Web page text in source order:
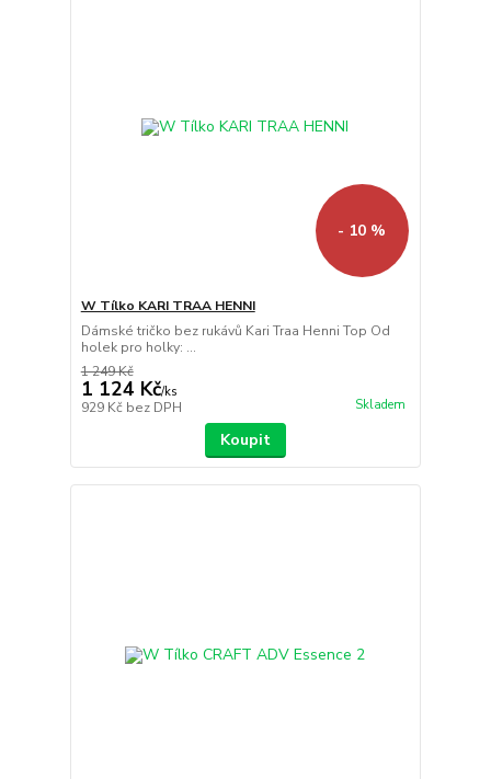
- 10 %
W Tílko KARI TRAA HENNI
Dámské tričko bez rukávů Kari Traa Henni Top Od
holek pro holky: ...
1 249 Kč
1 124 Kč/ks
929 Kč bez DPH Skladem
Koupit